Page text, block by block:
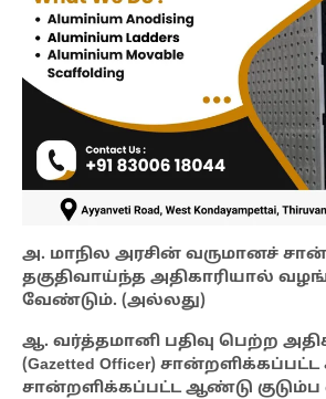
அ. மாநில அரசின் வருமானச்
தகுதிவாய்ந்த அதிகாரியால்
வேண்டும். (அல்லது)
ஆ. வர்த்தமானி பதிவு பெற்ற
(Gazetted Officer) சான்றளிக்கப்பட்ட
சான்றளிக்கப்பட்ட ஆண்டு குடும்ப